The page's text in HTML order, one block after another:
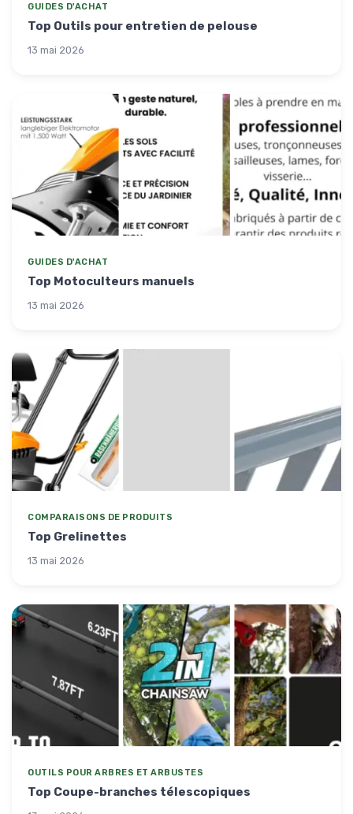
GUIDES D'ACHAT
Top Outils pour entretien de pelouse
13 mai 2026
GUIDES D'ACHAT
Top Motoculteurs manuels
13 mai 2026
COMPARAISONS DE PRODUITS
Top Grelinettes
13 mai 2026
OUTILS POUR ARBRES ET ARBUSTES
Top Coupe-branches télescopiques